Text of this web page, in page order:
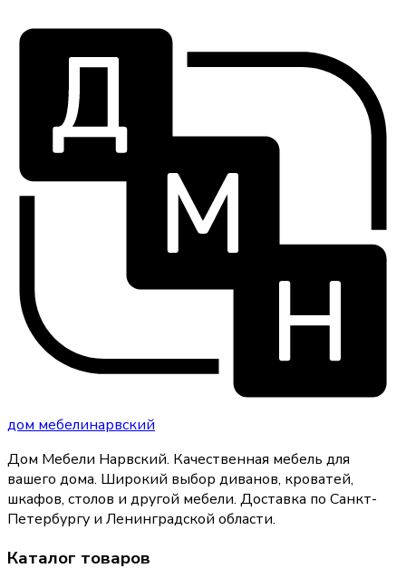
дом мебелинарвский
Дом Мебели Нарвский. Качественная мебель для
вашего дома. Широкий выбор диванов, кроватей,
шкафов, столов и другой мебели. Доставка по Санкт-
Петербургу и Ленинградской области.
Каталог товаров